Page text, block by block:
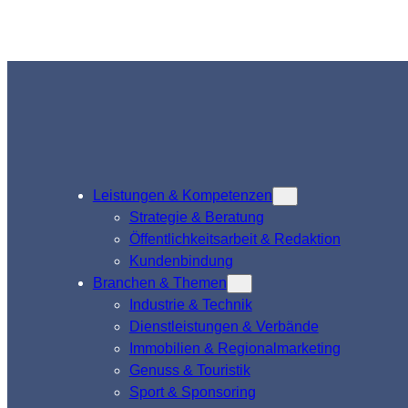
Leistungen & Kompetenzen
Strategie & Beratung
Öffentlichkeitsarbeit & Redaktion
Kundenbindung
Branchen & Themen
Industrie & Technik
Dienstleistungen & Verbände
Immobilien & Regionalmarketing
Genuss & Touristik
Sport & Sponsoring